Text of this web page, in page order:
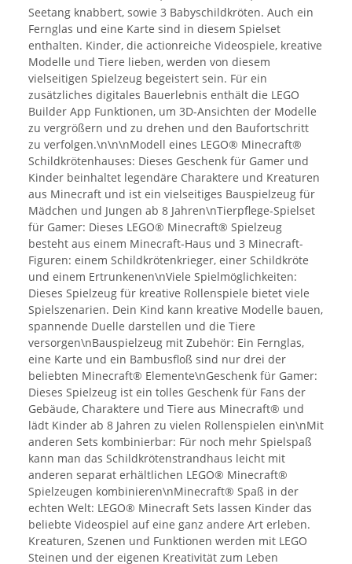
Seetang knabbert, sowie 3 Babyschildkröten. Auch ein
Fernglas und eine Karte sind in diesem Spielset
enthalten. Kinder, die actionreiche Videospiele, kreative
Modelle und Tiere lieben, werden von diesem
vielseitigen Spielzeug begeistert sein. Für ein
zusätzliches digitales Bauerlebnis enthält die LEGO
Builder App Funktionen, um 3D-Ansichten der Modelle
zu vergrößern und zu drehen und den Baufortschritt
zu verfolgen.\n\n\nModell eines LEGO® Minecraft®
Schildkrötenhauses: Dieses Geschenk für Gamer und
Kinder beinhaltet legendäre Charaktere und Kreaturen
aus Minecraft und ist ein vielseitiges Bauspielzeug für
Mädchen und Jungen ab 8 Jahren\nTierpflege-Spielset
für Gamer: Dieses LEGO® Minecraft® Spielzeug
besteht aus einem Minecraft-Haus und 3 Minecraft-
Figuren: einem Schildkrötenkrieger, einer Schildkröte
und einem Ertrunkenen\nViele Spielmöglichkeiten:
Dieses Spielzeug für kreative Rollenspiele bietet viele
Spielszenarien. Dein Kind kann kreative Modelle bauen,
spannende Duelle darstellen und die Tiere
versorgen\nBauspielzeug mit Zubehör: Ein Fernglas,
eine Karte und ein Bambusfloß sind nur drei der
beliebten Minecraft® Elemente\nGeschenk für Gamer:
Dieses Spielzeug ist ein tolles Geschenk für Fans der
Gebäude, Charaktere und Tiere aus Minecraft® und
lädt Kinder ab 8 Jahren zu vielen Rollenspielen ein\nMit
anderen Sets kombinierbar: Für noch mehr Spielspaß
kann man das Schildkrötenstrandhaus leicht mit
anderen separat erhältlichen LEGO® Minecraft®
Spielzeugen kombinieren\nMinecraft® Spaß in der
echten Welt: LEGO® Minecraft Sets lassen Kinder das
beliebte Videospiel auf eine ganz andere Art erleben.
Kreaturen, Szenen und Funktionen werden mit LEGO
Steinen und der eigenen Kreativität zum Leben